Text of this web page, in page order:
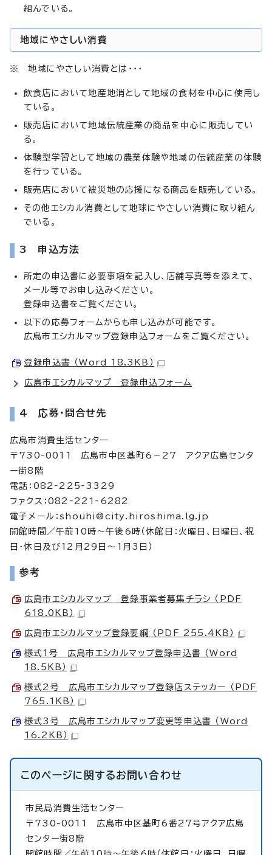
組んでいる。
地域にやさしい消費
※ 地域にやさしい消費とは・・・
飲食店において地産地消として地域の食材を中心に使用し
ている。
販売店において地域伝統産業の商品を中心に販売してい
る。
体験型学習として地域の農業体験や地域の伝統産業の体験
を行っている。
販売店において被災地の応援になる商品を販売している。
その他エシカル消費として地球にやさしい消費に取り組ん
でいる。
3 申込方法
所定の申込書に必要事項を記入し、店舗写真等を添えて、
メール等でお申し込みください。
登録申込書をご覧ください。
以下の応募フォームからも申し込みが可能です。
広島市エシカルマップ登録申込フォームをご覧ください。
登録申込書 （Word 18.3KB）
広島市エシカルマップ 登録申込フォーム
4 応募・問合せ先
広島市消費生活センター
〒730‐0011 広島市中区基町6－27 アクア広島センタ
ー街8階
電話：082‐225‐3329
ファクス：082‐221‐6282
電子メール：shouhi@city.hiroshima.lg.jp
開館時間／午前10時～午後6時（休館日：火曜日、日曜日、祝
日・休日及び12月29日～1月3日）
参考
広島市エシカルマップ 登録事業者募集チラシ （PDF
618.0KB）
広島市エシカルマップ登録要綱 （PDF 255.4KB）
様式1号 広島市エシカルマップ登録申込書 （Word
18.5KB）
様式2号 広島市エシカルマップ登録店ステッカー （PDF
765.1KB）
様式3号 広島市エシカルマップ変更等申込書 （Word
16.2KB）
このページに関するお問い合わせ
市民局消費生活センター
〒730-0011 広島市中区基町6番27号アクア広島
センター街8階